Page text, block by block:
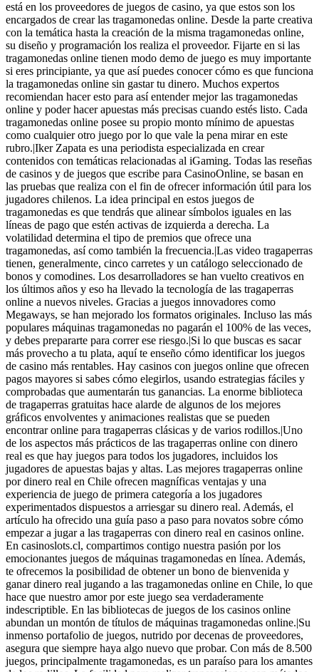
está en los proveedores de juegos de casino, ya que estos son los
encargados de crear las tragamonedas online. Desde la parte creativa
con la temática hasta la creación de la misma tragamonedas online,
su diseño y programación los realiza el proveedor. Fijarte en si las
tragamonedas online tienen modo demo de juego es muy importante
si eres principiante, ya que así puedes conocer cómo es que funciona
la tragamonedas online sin gastar tu dinero. Muchos expertos
recomiendan hacer esto para así entender mejor las tragamonedas
online y poder hacer apuestas más precisas cuando estés listo. Cada
tragamonedas online posee su propio monto mínimo de apuestas
como cualquier otro juego por lo que vale la pena mirar en este
rubro.|Iker Zapata es una periodista especializada en crear
contenidos con temáticas relacionadas al iGaming. Todas las reseñas
de casinos y de juegos que escribe para CasinoOnline, se basan en
las pruebas que realiza con el fin de ofrecer información útil para los
jugadores chilenos. La idea principal en estos juegos de
tragamonedas es que tendrás que alinear símbolos iguales en las
líneas de pago que estén activas de izquierda a derecha. La
volatilidad determina el tipo de premios que ofrece una
tragamonedas, así como también la frecuencia.|Las video tragaperras
tienen, generalmente, cinco carretes y un catálogo seleccionado de
bonos y comodines. Los desarrolladores se han vuelto creativos en
los últimos años y eso ha llevado la tecnología de las tragaperras
online a nuevos niveles. Gracias a juegos innovadores como
Megaways, se han mejorado los formatos originales. Incluso las más
populares máquinas tragamonedas no pagarán el 100% de las veces,
y debes prepararte para correr ese riesgo.|Si lo que buscas es sacar
más provecho a tu plata, aquí te enseño cómo identificar los juegos
de casino más rentables. Hay casinos con juegos online que ofrecen
pagos mayores si sabes cómo elegirlos, usando estrategias fáciles y
comprobadas que aumentarán tus ganancias. La enorme biblioteca
de tragaperras gratuitas hace alarde de algunos de los mejores
gráficos envolventes y animaciones realistas que se pueden
encontrar online para tragaperras clásicas y de varios rodillos.|Uno
de los aspectos más prácticos de las tragaperras online con dinero
real es que hay juegos para todos los jugadores, incluidos los
jugadores de apuestas bajas y altas. Las mejores tragaperras online
por dinero real en Chile ofrecen magníficas ventajas y una
experiencia de juego de primera categoría a los jugadores
experimentados dispuestos a arriesgar su dinero real. Además, el
artículo ha ofrecido una guía paso a paso para novatos sobre cómo
empezar a jugar a las tragaperras con dinero real en casinos online.
En casinoslots.cl, compartimos contigo nuestra pasión por los
emocionantes juegos de máquinas tragamonedas en línea. Además,
te ofrecemos la posibilidad de obtener un bono de bienvenida y
ganar dinero real jugando a las tragamonedas online en Chile, lo que
hace que nuestro amor por este juego sea verdaderamente
indescriptible. En las bibliotecas de juegos de los casinos online
abundan un montón de títulos de máquinas tragamonedas online.|Su
inmenso portafolio de juegos, nutrido por decenas de proveedores,
asegura que siempre haya algo nuevo que probar. Con más de 8.500
juegos, principalmente tragamonedas, es un paraíso para los amantes